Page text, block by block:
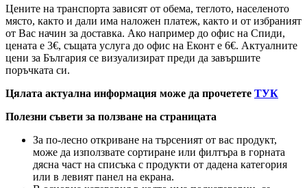
Цените на транспорта зависят от обема, теглото, населеното
място, както и дали има наложен платеж, както и от избраният
от Вас начин за доставка. Ако например до офис на Спиди,
цената е 3€, същата услуга до офис на Еконт е 6€. Актуалните
цени за България се визуализират преди да завършите
поръчката си.
Цялата актуална информация може да прочетете ТУК
Полезни съвети за ползване на страницата
За по-лесно откриване на търсеният от вас продукт,
може да използвате сортиране или филтъра в горната
дясна част на списъка с продукти от дадена категория
или в левият панел на екрана.